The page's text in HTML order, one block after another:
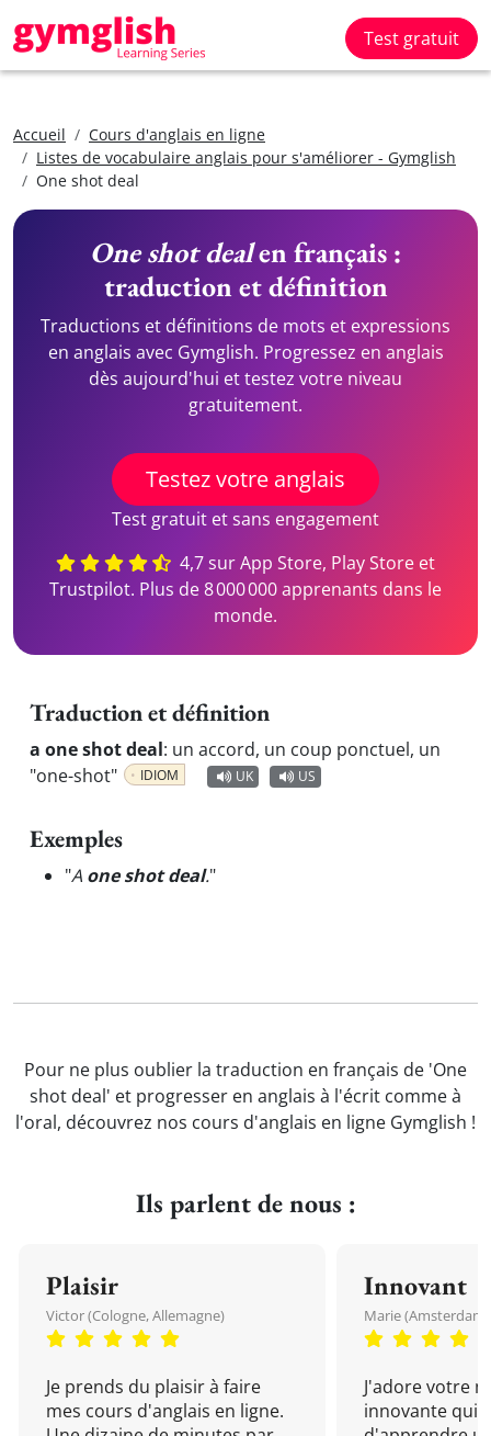
Test gratuit
Accueil
Cours d'anglais en ligne
Listes de vocabulaire anglais pour s'améliorer - Gymglish
One shot deal
One shot dealen français :
traduction et définition
Traductions et définitions de mots et expressions
en anglais avec Gymglish. Progressez en anglais
dès aujourd'hui et testez votre niveau
gratuitement.
Testez votre anglais
Test gratuit et sans engagement
4,7 sur App Store, Play Store et
Trustpilot. Plus de 8 000 000 apprenants dans le
monde.
Traduction et définition
a one shot deal: un accord, un coup ponctuel, un
"one-shot"
IDIOM UK US
Exemples
"A one shot deal."
Pour ne plus oublier la traduction en français de 'One
shot deal' et progresser en anglais à l'écrit comme à
l'oral, découvrez nos cours d'anglais en ligne Gymglish !
Ils parlent de nous :
Plaisir
Victor (Cologne, Allemagne)
Je prends du plaisir à faire
mes cours d'anglais en ligne.
Innovant
Marie (Amsterdam,
J'adore votre
innovante qui